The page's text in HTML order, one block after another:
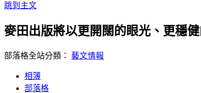
跳到主文
麥田出版將以更開闊的眼光、更穩
部落格全站分類： 藝文情報
相簿
部落格